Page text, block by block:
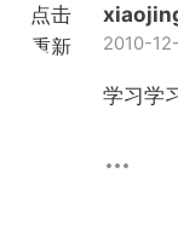
点击
重新
2010-
学习学